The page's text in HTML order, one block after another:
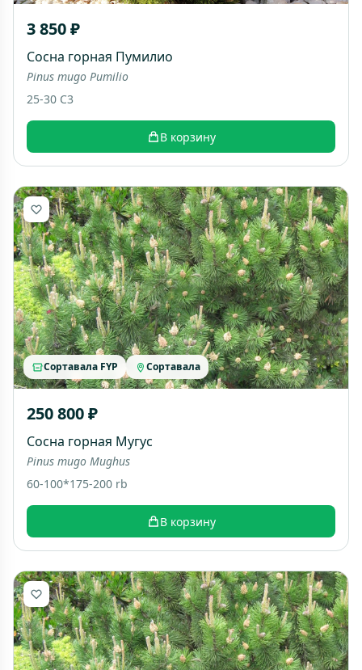
3 850 ₽
Сосна горная Пумилио
Pinus mugo Pumilio
25-30 C3
В корзину
Сортавала FYP Сортавала
250 800 ₽
Сосна горная Мугус
Pinus mugo Mughus
60-100*175-200 rb
В корзину